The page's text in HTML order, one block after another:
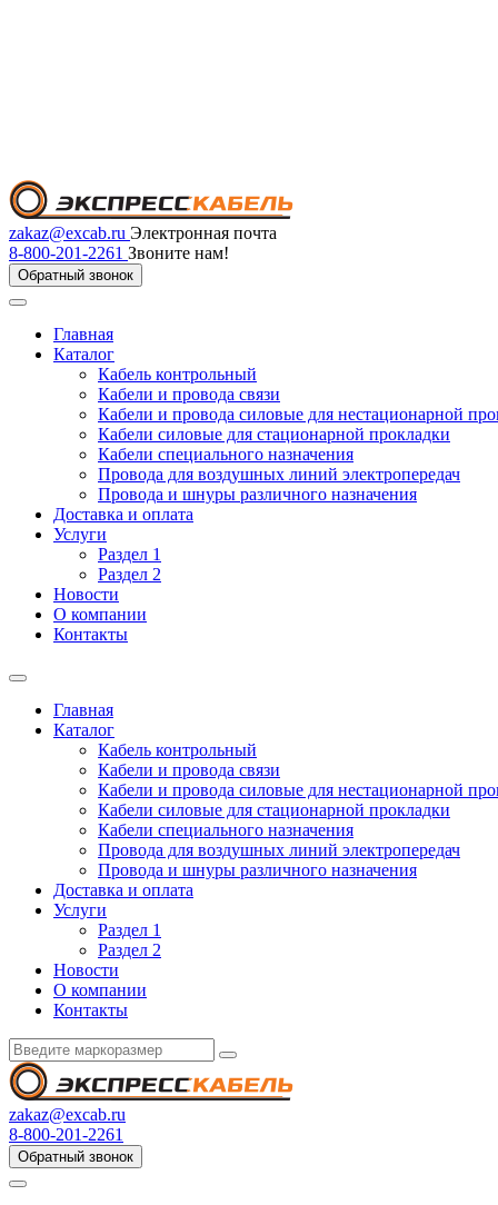
zakaz@excab.ru Электронная почта
8-800-201-2261 Звоните нам!
Обратный звонок
Главная
Каталог
Кабель контрольный
Кабели и провода связи
Кабели и провода силовые для нестационарной
Кабели силовые для стационарной прокладки
Кабели специального назначения
Провода для воздушных линий электропередач
Провода и шнуры различного назначения
Доставка и оплата
Услуги
Раздел 1
Раздел 2
Новости
О компании
Контакты
Главная
Каталог
Кабель контрольный
Кабели и провода связи
Кабели и провода силовые для нестационарной
Кабели силовые для стационарной прокладки
Кабели специального назначения
Провода для воздушных линий электропередач
Провода и шнуры различного назначения
Доставка и оплата
Услуги
Раздел 1
Раздел 2
Новости
О компании
Контакты
zakaz@excab.ru
8-800-201-2261
Обратный звонок